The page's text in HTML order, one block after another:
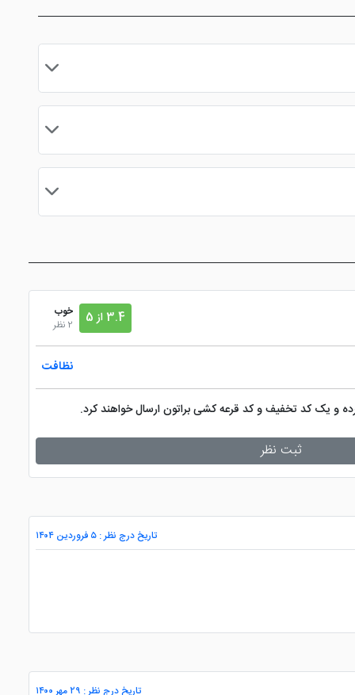
3.4 از 5
خوب
2 نظر
نظافت
و یک کد تخفیف و کد قرعه کشی براتون ارسال خواهند کرد.
ثبت نظر
تاریخ درج نظر : ۵ فروردین ۱۴۰۴
تاریخ درج نظر : ۲۹ مهر ۱۴۰۰